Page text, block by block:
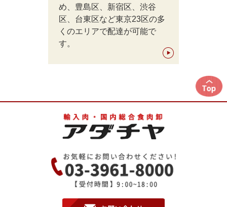
め、豊島区、新宿区、渋谷
区、台東区など東京23区の多
くのエリアで配達が可能で
す。